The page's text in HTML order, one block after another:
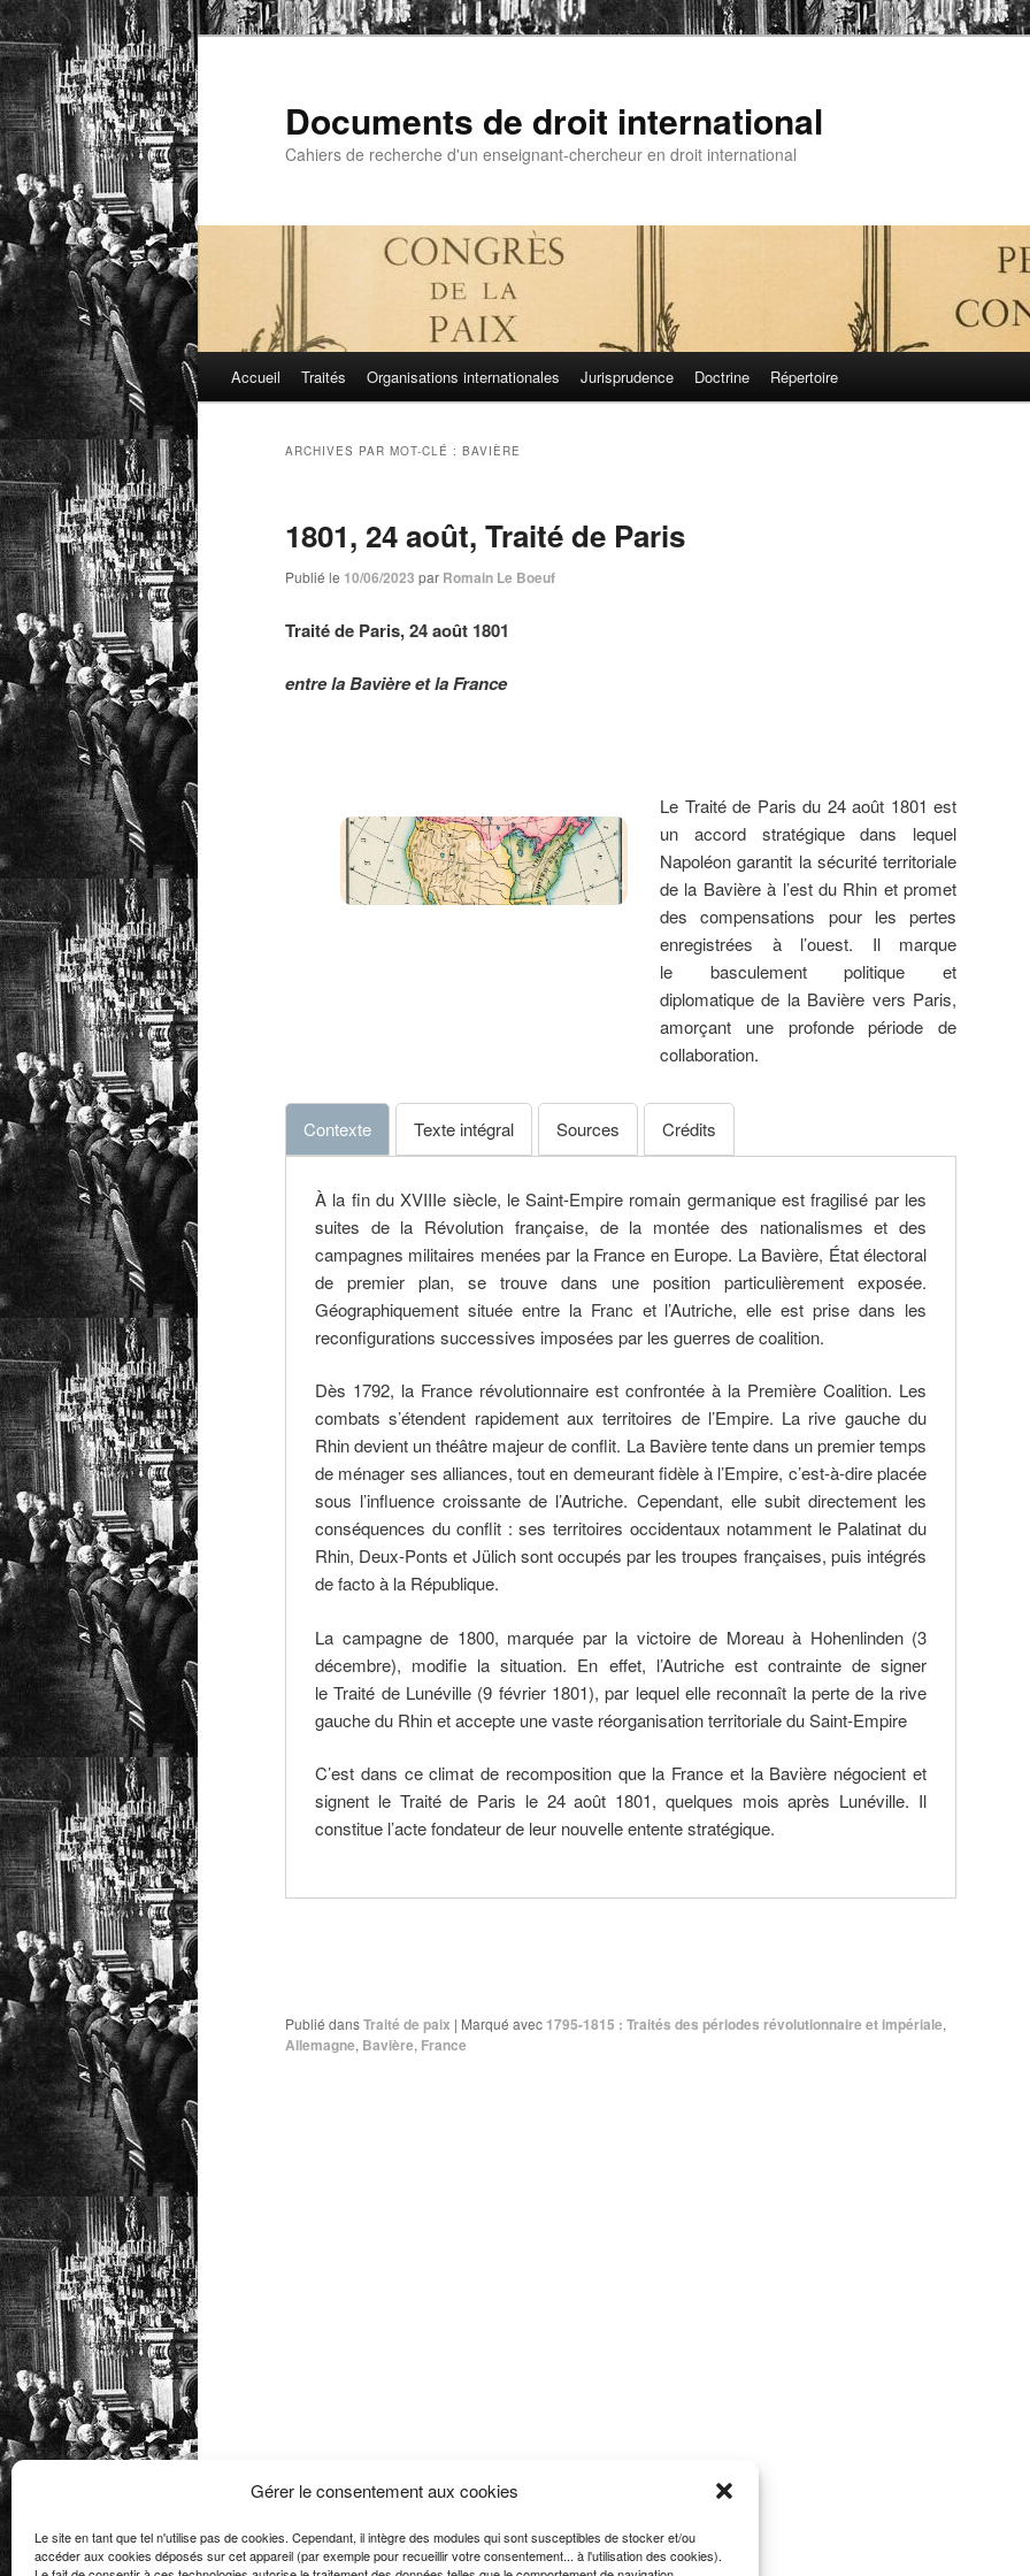
Gérer le consentement aux cookies
Le site en tant que tel n'utilise pas de cookies. Cependant, il intègre des modules qui sont susceptibles de stocker et/ou
accéder aux cookies déposés sur cet appareil (par exemple pour recueillir votre consentement... à l'utilisation des cookies).
Aller
au
contenu
principal
Aller
au
contenu
secondaire
Documents de droit international
Cahiers de recherche d'un enseignant-chercheur en droit international
MenuAccueil Traités Organisations internationales Jurisprudence Doctrine Répertoire
ARCHIVES PAR MOT-CLÉ : BAVIÈRE
1801, 24 août, Traité de Paris
Publié le 10/06/2023 par Romain Le Boeuf
Traité de Paris, 24 août 1801
entre la Bavière et la France
Le Traité de Paris du 24 août 1801 est
un accord stratégique dans lequel
Napoléon garantit la sécurité territoriale
de la Bavière à l’est du Rhin et promet
des compensations pour les pertes
enregistrées à l’ouest. Il marque
le basculement politique et
diplomatique de la Bavière vers Paris,
amorçant une profonde période de
collaboration.
Contexte Texte intégral Sources Crédits
À la fin du XVIIIe siècle, le Saint-Empire romain germanique est fragilisé par les
suites de la Révolution française, de la montée des nationalismes et des
campagnes militaires menées par la France en Europe. La Bavière, État électoral
de premier plan, se trouve dans une position particulièrement exposée.
Géographiquement située entre la Franc et l’Autriche, elle est prise dans les
reconfigurations successives imposées par les guerres de coalition.
Dès 1792, la France révolutionnaire est confrontée à la Première Coalition. Les
combats s’étendent rapidement aux territoires de l’Empire. La rive gauche du
Rhin devient un théâtre majeur de conflit. La Bavière tente dans un premier temps
de ménager ses alliances, tout en demeurant fidèle à l’Empire, c’est-à-dire placée
sous l’influence croissante de l’Autriche. Cependant, elle subit directement les
conséquences du conflit : ses territoires occidentaux notamment le Palatinat du
Rhin, Deux-Ponts et Jülich sont occupés par les troupes françaises, puis intégrés
de facto à la République.
La campagne de 1800, marquée par la victoire de Moreau à Hohenlinden (3
décembre), modifie la situation. En effet, l’Autriche est contrainte de signer
le Traité de Lunéville (9 février 1801), par lequel elle reconnaît la perte de la rive
gauche du Rhin et accepte une vaste réorganisation territoriale du Saint-Empire
C’est dans ce climat de recomposition que la France et la Bavière négocient et
signent le Traité de Paris le 24 août 1801, quelques mois après Lunéville. Il
constitue l’acte fondateur de leur nouvelle entente stratégique.
Publié dansTraité de paix | Marqué avec 1795-1815 : Traités des périodes révolutionnaire et impériale,
Allemagne, Bavière, France